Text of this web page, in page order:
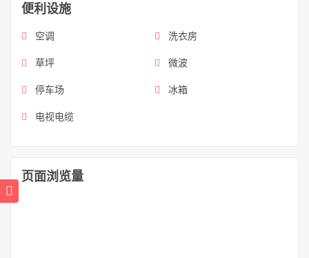
便利设施
空调 洗衣房
草坪 微波
停车场 冰箱
电视电缆
页面浏览量